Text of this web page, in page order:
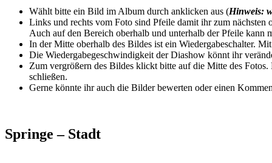
Wählt bitte ein Bild im Album durch anklicken aus (Hinweis:
Links und rechts vom Foto sind Pfeile damit ihr zum
Auch auf den Bereich oberhalb und unterhalb der Pfeile kann
In der Mitte oberhalb des Bildes ist ein Wiedergabeschalter.
Die Wiedergabegeschwindigkeit der Diashow könnt ihr
Zum vergrößern des Bildes klickt bitte auf die Mitte des
schließen.
Gerne könnte ihr auch die Bilder bewerten oder einen
Springe – Stadt